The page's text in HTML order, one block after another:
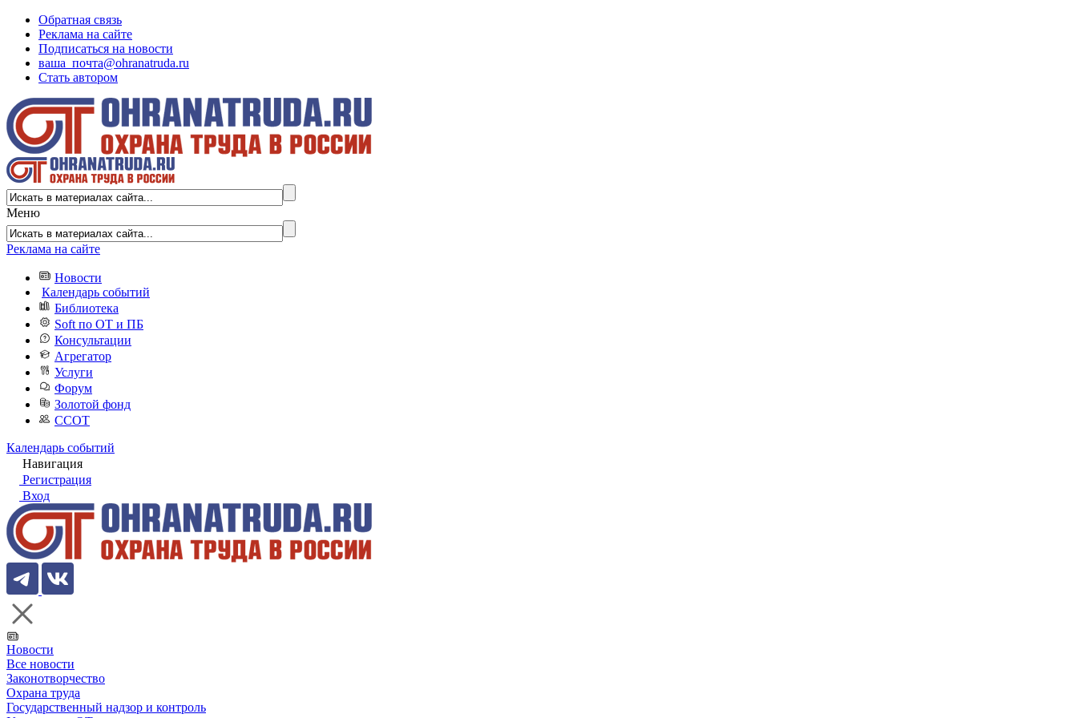
Обратная связь
Реклама на сайте
Подписаться на новости
ваша_почта@ohranatruda.ru
Стать автором
Меню
Реклама на сайте
Новости
Календарь событий
Библиотека
Soft по ОТ и ПБ
Консультации
Агрегатор
Услуги
Форум
Золотой фонд
ССОТ
Календарь событий
Навигация
Регистрация
Вход
Новости
Все новости
Законотворчество
Охрана труда
Государственный надзор и контроль